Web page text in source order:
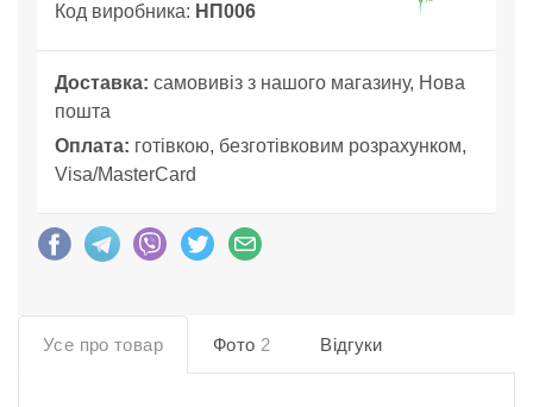
Код виробника: НП006
Доставка: самовивіз з нашого магазину, Нова
пошта
Оплата: готівкою, безготівковим розрахунком,
Visa/MasterCard
Усе про товар Фото 2 Відгуки